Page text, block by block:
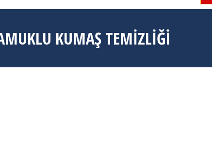
KUMAŞ TEMIZLIĞI